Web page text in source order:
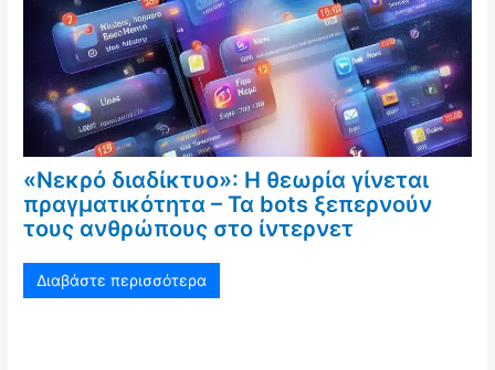
«Νεκρό διαδίκτυο»: Η θεωρία γίνεται
πραγματικότητα – Τα bots ξεπερνούν
τους ανθρώπους στο ίντερνετ
Διαβάστε περισσότερα